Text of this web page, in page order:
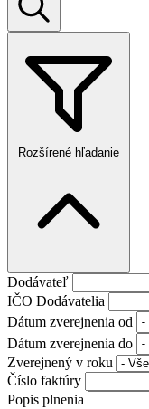
Rozšírené hľadanie
Dodávateľ
IČO Dodávatelia
Dátum zverejnenia od
Dátum zverejnenia do
Zverejnený v roku
Číslo faktúry
Popis plnenia